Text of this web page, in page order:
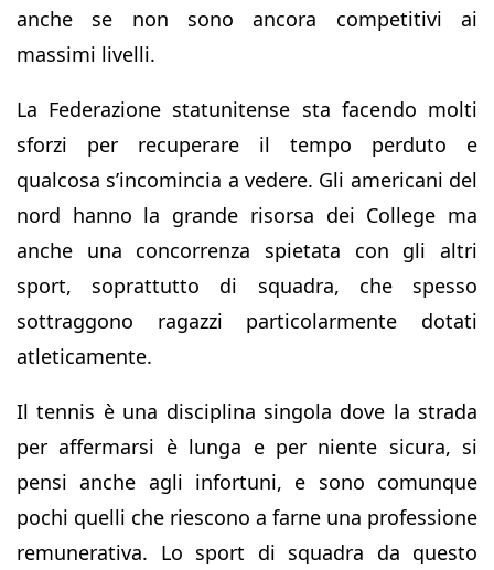
anche se non sono ancora competitivi ai
massimi livelli.
La Federazione statunitense sta facendo molti
sforzi per recuperare il tempo perduto e
qualcosa s’incomincia a vedere. Gli americani del
nord hanno la grande risorsa dei College ma
anche una concorrenza spietata con gli altri
sport, soprattutto di squadra, che spesso
sottraggono ragazzi particolarmente dotati
atleticamente.
Il tennis è una disciplina singola dove la strada
per affermarsi è lunga e per niente sicura, si
pensi anche agli infortuni, e sono comunque
pochi quelli che riescono a farne una professione
remunerativa. Lo sport di squadra da questo